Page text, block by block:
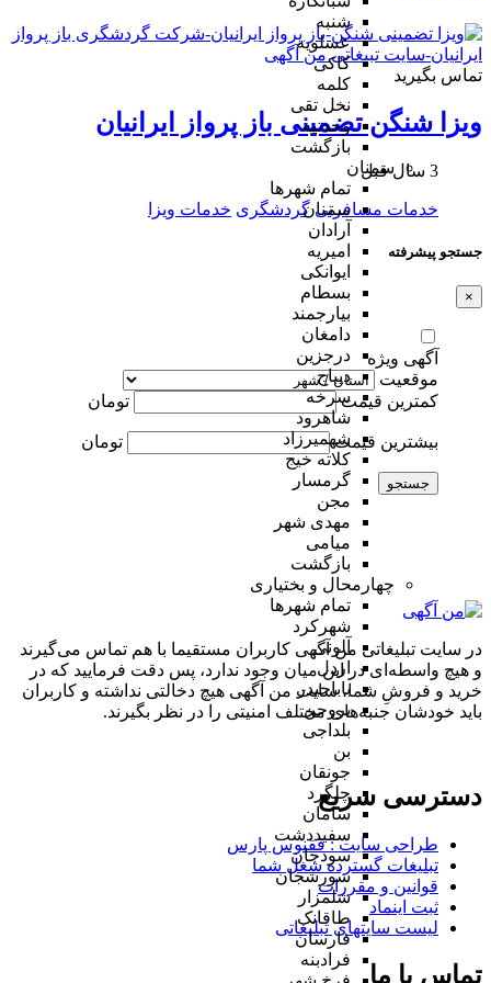
شنبه
عسلویه
کاکی
کلمه
نخل تقی
وحدتیه
بازگشت
سمنان
تمام شهر‌ها
سمنان
آرادان
امیریه
ایوانکی
بسطام
بیارجمند
دامغان
درجزین
دیباج
سرخه
شاهرود
شهمیرزاد
کلاته خیج
گرمسار
مجن
مهدی شهر
میامی
بازگشت
چهارمحال و بختیاری
تمام شهر‌ها
شهرکرد
آلونی
اردل
باباحیدر
بروجن
بلداجی
بن
جونقان
چلگرد
سامان
سفیددشت
سودجان
سورشجان
شلمزار
طاقانک
فارسان
فرادبنه
تماس بگیرید
ویزا شنگن تضمینی باز پرواز ایرانیان
3 سال قبل
خدمات مسافرتی گردشگری خدمات ویزا
جستجو پیشرفته
×
آگهی ویژه
موقعیت
کمترین قیمت
تومان
بیشترین قیمت تومان
جستجو
در سایت تبلیغاتی من آگهی کاربران مستقیما با هم تماس می‌گیرند
و هیچ واسطه‌ای در این میان وجود ندارد، پس دقت فرمایید که در
خرید و فروشِ شما، سایت من آگهی هیچ دخالتی نداشته و کاربران
باید خودشان جنبه‌های مختلف امنیتی را در نظر بگیرند.
دسترسی سریع
طراحی سایت :‌ ققنوس پارس
تبلیغات گسترده شغل شما
قوانین و مقررات
ثبت اینماد
لیست سایتهای تبلیغاتی
تماس با ما